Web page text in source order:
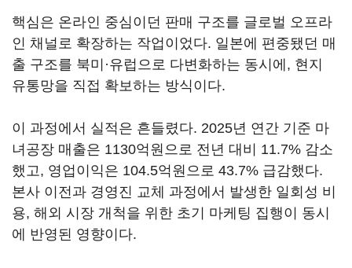
핵심은 온라인 중심이던 판매 구조를 글로벌 오프라
인 채널로 확장하는 작업이었다. 일본에 편중됐던 매
출 구조를 북미·유럽으로 다변화하는 동시에, 현지
유통망을 직접 확보하는 방식이다.
이 과정에서 실적은 흔들렸다. 2025년 연간 기준 마
녀공장 매출은 1130억원으로 전년 대비 11.7% 감소
했고, 영업이익은 104.5억원으로 43.7% 급감했다.
본사 이전과 경영진 교체 과정에서 발생한 일회성 비
용, 해외 시장 개척을 위한 초기 마케팅 집행이 동시
에 반영된 영향이다.